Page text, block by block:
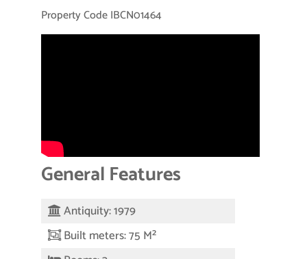
Property Code IBCN01464
General Features
Antiquity: 1979
Built meters: 75 M²